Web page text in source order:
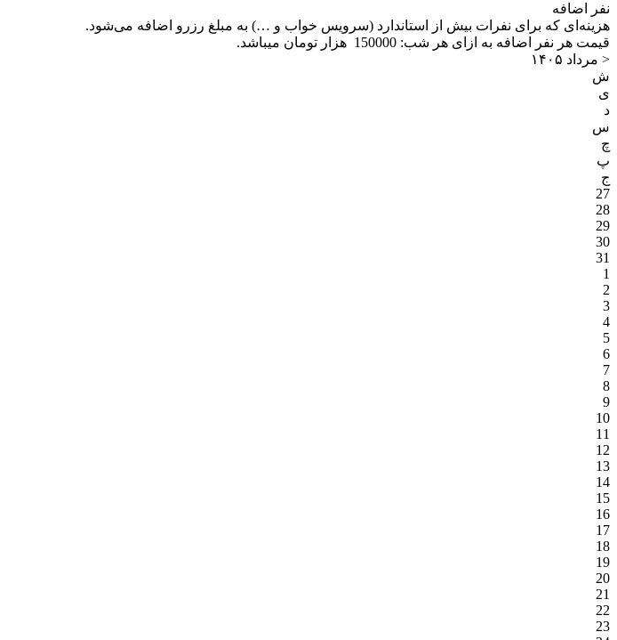
نفر اضافه
هزینه‌ای که برای نفرات بیش از استاندارد (سرویس خواب و …) به مبلغ رزرو اضافه می‌شود.
قیمت هر نفر اضافه به ازای هر شب: 150000 هزار تومان
میباشد.
< مرداد ۱۴۰۵
ش
ی
د
س
چ
پ
ج
27
28
29
30
31
1
2
3
4
5
6
7
8
9
10
11
12
13
14
15
16
17
18
19
20
21
22
23